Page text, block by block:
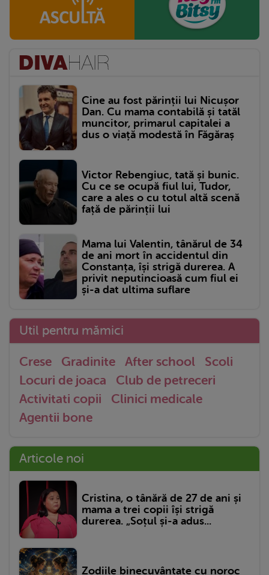
Cine au fost părinții lui Nicușor
Dan. Cu mama contabilă și tatăl
muncitor, primarul capitalei a
dus o viață modestă în Făgăraș
Victor Rebengiuc, tată și bunic.
Cu ce se ocupă fiul lui, Tudor,
care a ales o cu totul altă scenă
față de părinții lui
Mama lui Valentin, tânărul de 34
de ani mort în accidentul din
Constanța, își strigă durerea. A
privit neputincioasă cum fiul ei
și-a dat ultima suflare
Util pentru mămici
Crese Gradinite After school
Scoli
Locuri de joaca
Club de petreceri
Activitati copii
Clinici medicale
Agentii bone
Articole noi
Cristina, o tânără de 27 de ani și
mama a trei copii își strigă
durerea. „Soțul și-a adus...
Zodiile binecuvântate cu noroc